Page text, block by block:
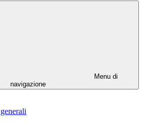
Menu di
navigazione